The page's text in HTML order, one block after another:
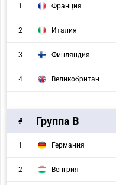
1 Франция
2 Италия
3 Финляндия
4 Великобритан
# Группа B
1 Германия
2 Венгрия